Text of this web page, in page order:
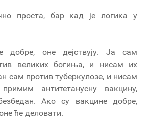
проста, бар кад је логика у
добре, оне дејствују. Ја сам
великих богиња, и нисам их
сам против туберкулозе, и нисам
антитетанусну вакцину,
Ако су вакцине добре,
ће деловати.